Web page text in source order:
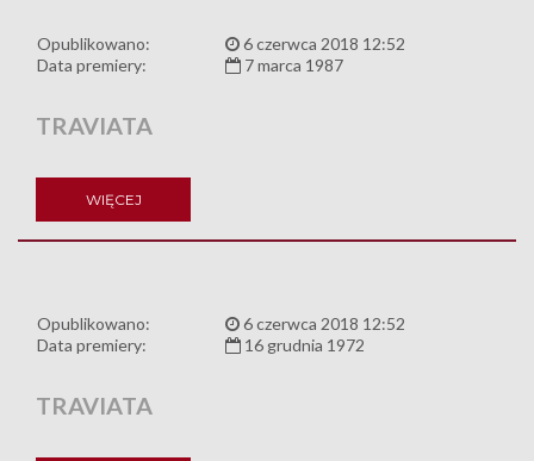
Opublikowano:
6 czerwca 2018 12:52
Data premiery:
7 marca 1987
TRAVIATA
WIĘCEJ
Opublikowano:
6 czerwca 2018 12:52
Data premiery:
16 grudnia 1972
TRAVIATA